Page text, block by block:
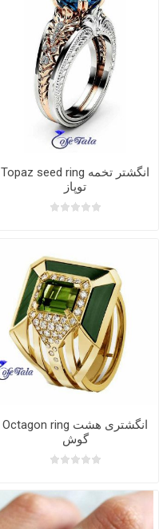
Topaz seed ring انگشتر تخمه
توپاز
Octagon ring انگشتری هشت
گوش